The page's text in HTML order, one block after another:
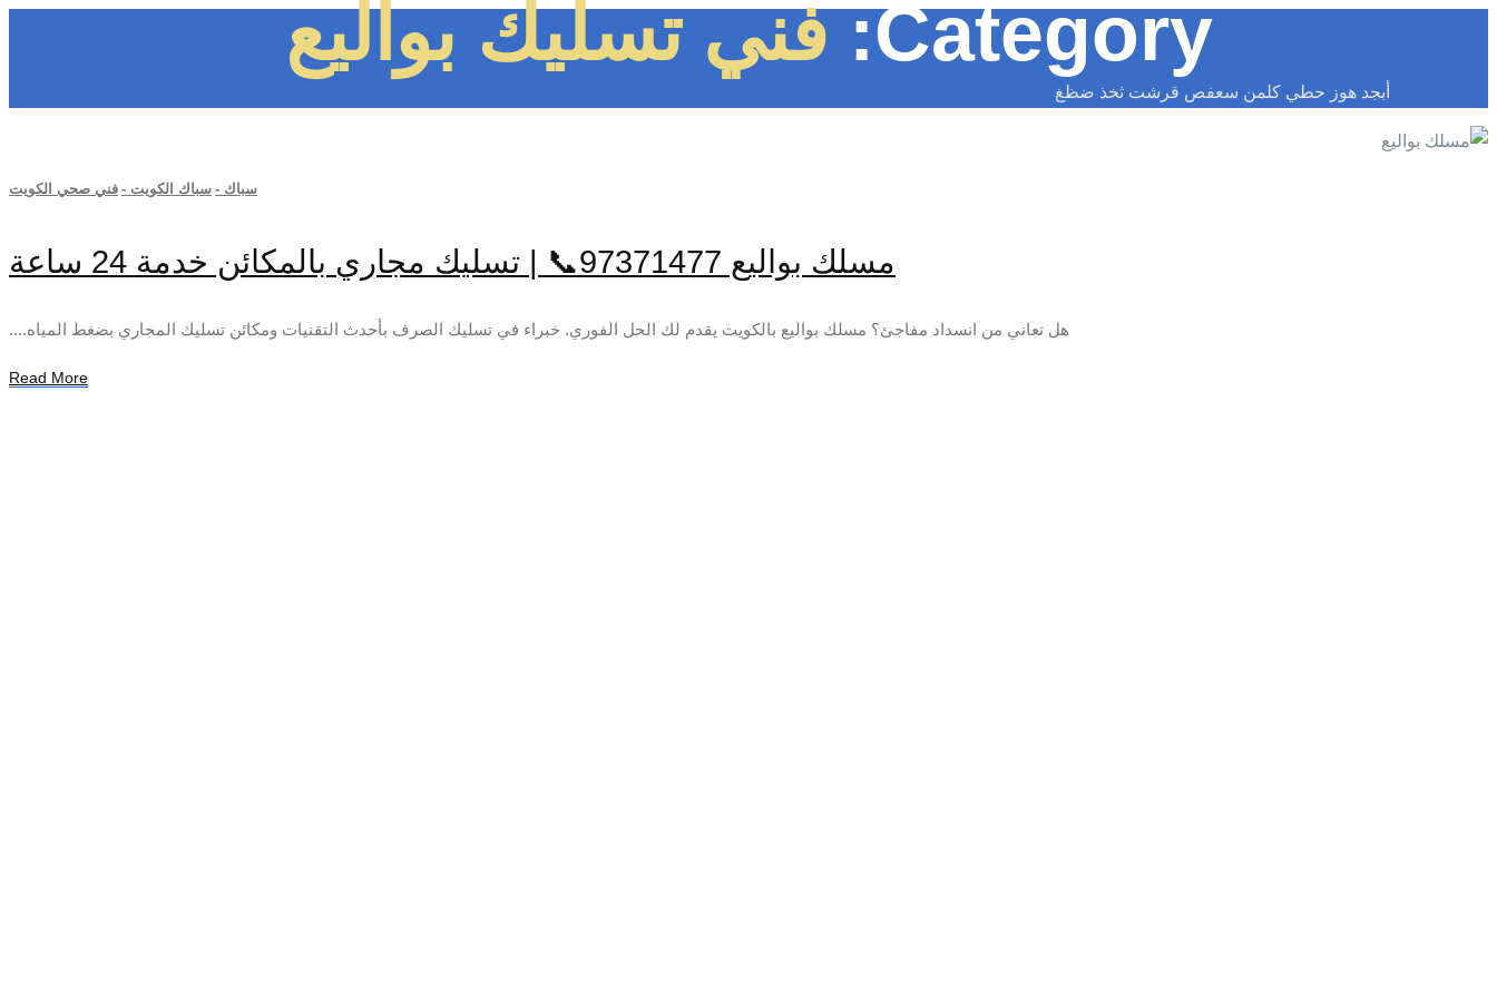
Category: فني تسليك بواليع
أبجد هوز حطي كلمن سعفص قرشت ثخذ ضظغ
سباك - سباك الكويت - فني صحي الكويت
مسلك بواليع 97371477📞 | تسليك مجاري بالمكائن خدمة 24 ساعة
هل تعاني من انسداد مفاجئ؟ مسلك بواليع بالكويت يقدم لك الحل الفوري. خبراء في تسليك الصرف بأحدث التقنيات ومكائن تسليك المجاري بضغط المياه....
Read More